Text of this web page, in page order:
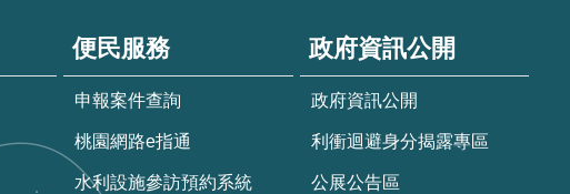
便民服務
申報案件查詢
桃園網路e指通
水利設施參訪預約系統
政府資訊公開
政府資訊公開
利衝迴避身分揭露專區
公展公告區